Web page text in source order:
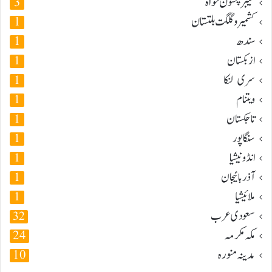
کشمیر و گلگت بلتستان 1
سندھ 1
ازبکستان 1
سری لنکا 1
ویتنام 1
تاجکستان 1
سنگاپور 1
انڈونیشیا 1
آذربائیجان 1
ملائیشیا 1
سعودی عرب 32
مکہ مکرمہ 24
مدینہ منورہ 10